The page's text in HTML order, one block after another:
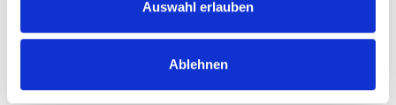
Auswahl erlauben
Ablehnen
Vor der Tätigkeitsaufnahme durch Makellos ist der
das zu reinigende Objekt und dessen technischen
Einrichtungen einzuweisen und auf mögliche